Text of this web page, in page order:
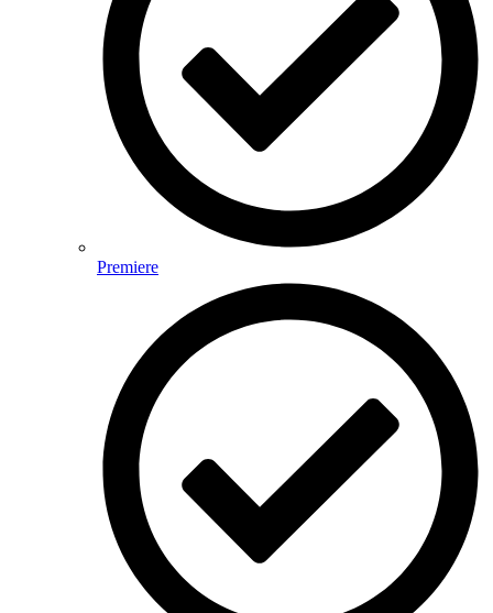
Premiere